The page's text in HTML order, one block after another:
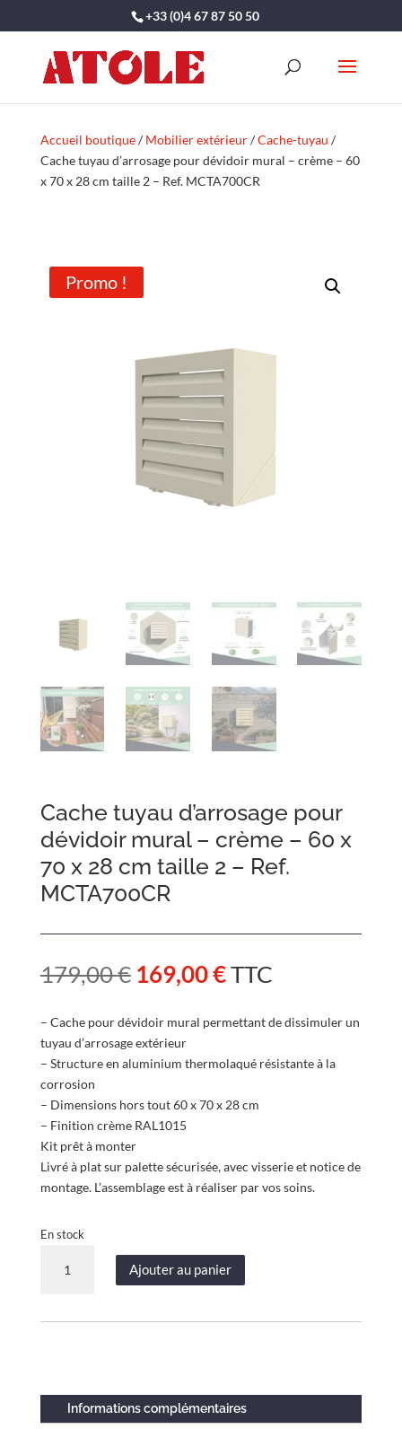
+33 (0)4 67 87 50 50
Accueil boutique/Mobilier extérieur/Cache-tuyau /
Cache tuyau d’arrosage pour dévidoir mural – crème – 60
x 70 x 28 cm taille 2 – Ref. MCTA700CR
Promo !
Cache tuyau d’arrosage pour
dévidoir mural – crème – 60 x
70 x 28 cm taille 2 – Ref.
MCTA700CR
179,00€ Le
initial
était :
179,00 €.
169,00€Le
actuel
est :
169,00 €.
TTC
– Cache pour dévidoir mural permettant de dissimuler un
tuyau d’arrosage extérieur
– Structure en aluminium thermolaqué résistante à la
corrosion
– Dimensions hors tout 60 x 70 x 28 cm
– Finition crème RAL1015
Kit prêt à monter
Livré à plat sur palette sécurisée, avec visserie et notice de
montage. L’assemblage est à réaliser par vos soins.
En stock
mural
-
Ajouter au panier
Informations complémentaires